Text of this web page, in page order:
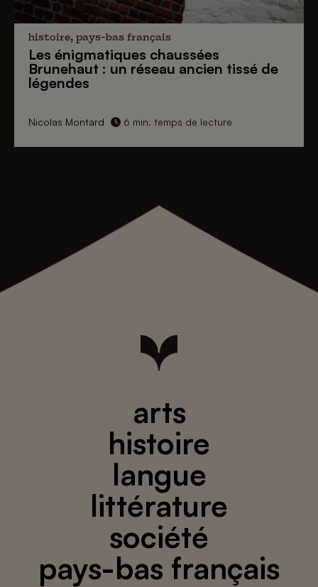
histoire, pays-bas français
Les énigmatiques chaussées
Brunehaut : un réseau ancien tissé de
légendes
Nicolas Montard 6 min. temps de lecture
arts
histoire
langue
littérature
société
pays-bas français